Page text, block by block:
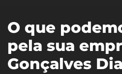
O que
pela sua
Gonçalves